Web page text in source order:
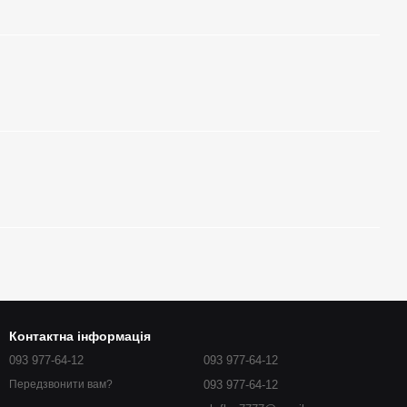
Контактна інформація
093 977-64-12
Передзвонити вам?
093 977-64-12
093 977-64-12